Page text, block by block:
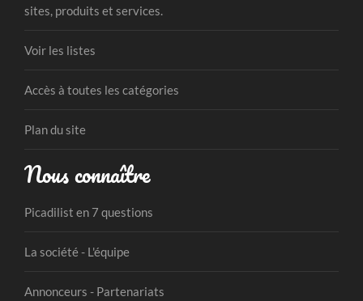
sites, produits et services.
Voir les listes
Accès à toutes les catégories
Plan du site
Nous connaître
Picadilist en 7 questions
La société - L'équipe
Annonceurs - Partenariats